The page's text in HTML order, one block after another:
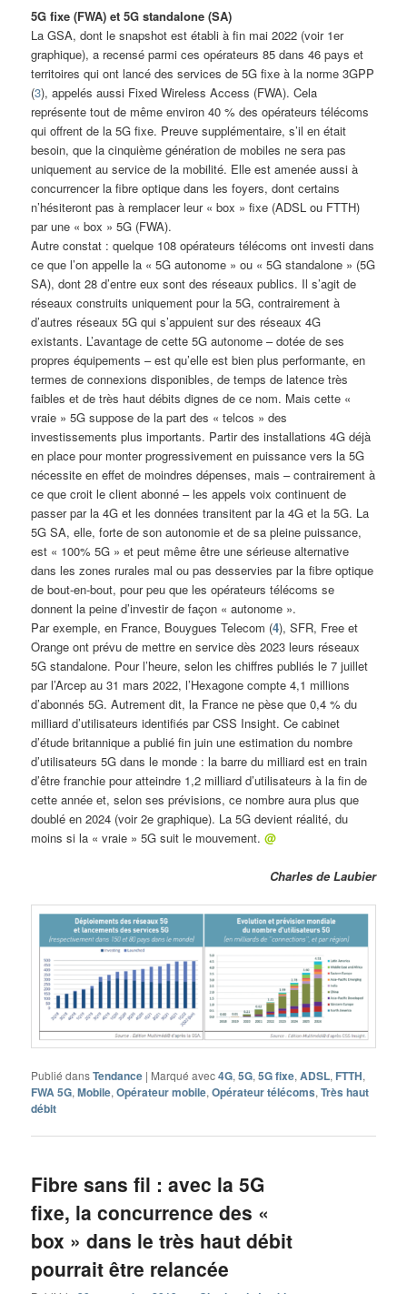
5G fixe (FWA) et 5G standalone (SA)
La GSA, dont le snapshot est établi à fin mai 2022 (voir 1er
graphique), a recensé parmi ces opérateurs 85 dans 46 pays et
territoires qui ont lancé des services de 5G fixe à la norme 3GPP
(3), appelés aussi Fixed Wireless Access (FWA). Cela
représente tout de même environ 40 % des opérateurs télécoms
qui offrent de la 5G fixe. Preuve supplémentaire, s’il en était
besoin, que la cinquième génération de mobiles ne sera pas
uniquement au service de la mobilité. Elle est amenée aussi à
concurrencer la fibre optique dans les foyers, dont certains
n’hésiteront pas à remplacer leur « box » fixe (ADSL ou FTTH)
par une « box » 5G (FWA).
Autre constat : quelque 108 opérateurs télécoms ont investi dans
ce que l’on appelle la « 5G autonome » ou « 5G standalone » (5G
SA), dont 28 d’entre eux sont des réseaux publics. Il s’agit de
réseaux construits uniquement pour la 5G, contrairement à
d’autres réseaux 5G qui s’appuient sur des réseaux 4G
existants. L’avantage de cette 5G autonome – dotée de ses
propres équipements – est qu’elle est bien plus performante, en
termes de connexions disponibles, de temps de latence très
faibles et de très haut débits dignes de ce nom. Mais cette «
vraie » 5G suppose de la part des « telcos » des
investissements plus importants. Partir des installations 4G déjà
en place pour monter progressivement en puissance vers la 5G
nécessite en effet de moindres dépenses, mais – contrairement à
ce que croit le client abonné – les appels voix continuent de
passer par la 4G et les données transitent par la 4G et la 5G. La
5G SA, elle, forte de son autonomie et de sa pleine puissance,
est « 100% 5G » et peut même être une sérieuse alternative
dans les zones rurales mal ou pas desservies par la fibre optique
de bout-en-bout, pour peu que les opérateurs télécoms se
donnent la peine d’investir de façon « autonome ».
Par exemple, en France, Bouygues Telecom (4), SFR, Free et
Orange ont prévu de mettre en service dès 2023 leurs réseaux
5G standalone. Pour l’heure, selon les chiffres publiés le 7 juillet
par l’Arcep au 31 mars 2022, l’Hexagone compte 4,1 millions
d’abonnés 5G. Autrement dit, la France ne pèse que 0,4 % du
milliard d’utilisateurs identifiés par CSS Insight. Ce cabinet
d’étude britannique a publié fin juin une estimation du nombre
d’utilisateurs 5G dans le monde : la barre du milliard est en train
d’être franchie pour atteindre 1,2 milliard d’utilisateurs à la fin de
cette année et, selon ses prévisions, ce nombre aura plus que
doublé en 2024 (voir 2e graphique). La 5G devient réalité, du
moins si la « vraie » 5G suit le mouvement.@
Charles de Laubier
Publié dansTendance | Marqué avec4G,5G,5G fixe,ADSL, FTTH,
FWA 5G,Mobile,Opérateur mobile,Opérateur télécoms,Très haut
débit
Fibre sans fil : avec la 5G
fixe, la concurrence des «
box » dans le très haut débit
pourrait être relancée